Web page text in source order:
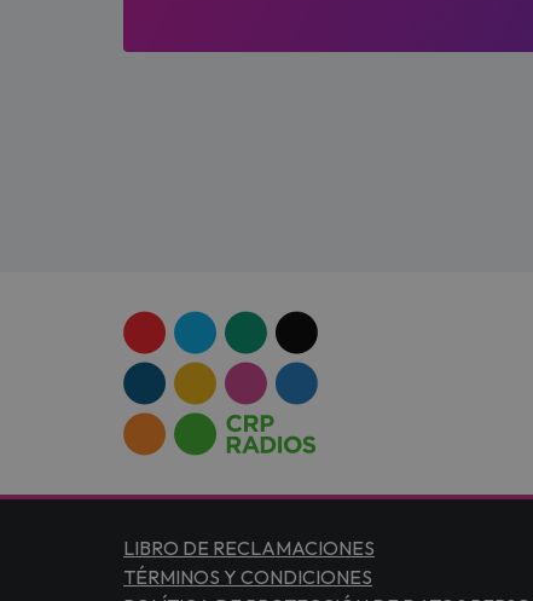
LIBRO DE RECLAMACIONES
TÉRMINOS Y CONDICIONES